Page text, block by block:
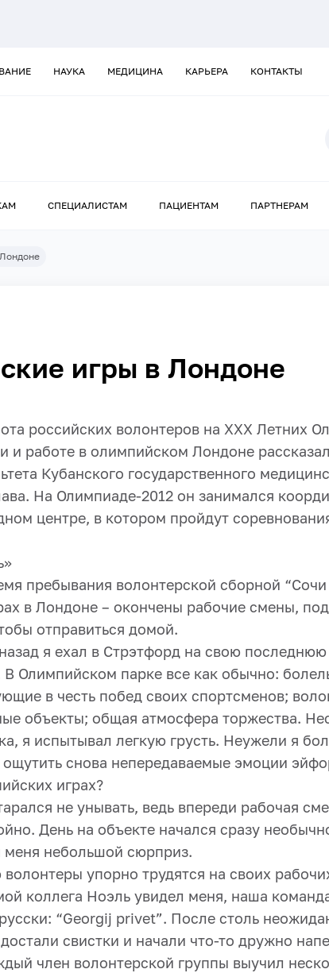
НАУКА МЕДИЦИНА КАРЬЕРА КОНТАКТЫ
СПЕЦИАЛИСТАМ ПАЦИЕНТАМ ПАРТНЕРАМ
игры в Лондоне
российских волонтеров на XXX Летних
и работе в олимпийском Лондоне
Кубанского государственного
На Олимпиаде-2012 он занимался
центре, в котором пройдут
пребывания волонтерской сборной “Сочи
в Лондоне – окончены рабочие смены,
отправиться домой.
я ехал в Стрэтфорд на свою
Олимпийском парке все как обычно:
в честь побед своих спортсменов;
объекты; общая атмосфера торжества.
я испытывал легкую грусть. Неужели я
ощутить снова непередаваемые эмоции
играх?
не унывать, ведь впереди рабочая
День на объекте начался сразу
меня небольшой сюрприз.
упорно трудятся на своих
коллега Ноэль увидел меня, наша
“Georgij privet”. После столь
свистки и начали что-то дружно
член волонтерской группы выучил